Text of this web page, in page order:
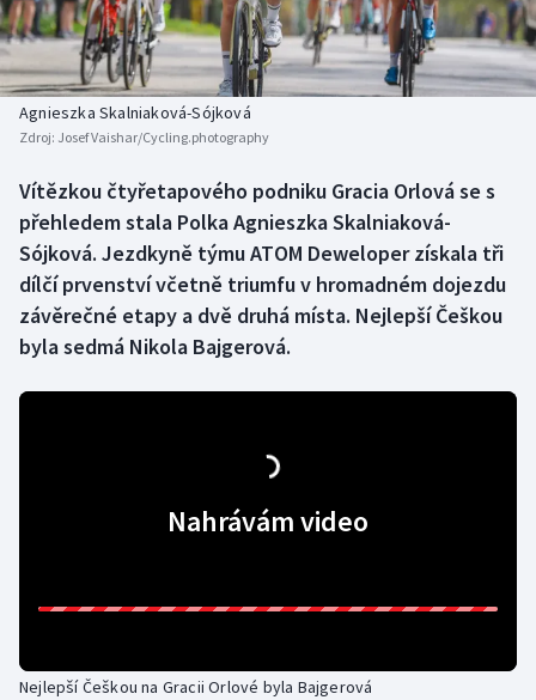
Box
Curling
Florbal
Futsal
Gymnastika
Krasobruslení
Lezení
Agnieszka Skalniaková-Sójková
Zdroj: Josef Vaishar/Cycling.photography
Vítězkou čtyřetapového podniku Gracia Orlová se s
přehledem stala Polka Agnieszka Skalniaková-
Sójková. Jezdkyně týmu ATOM Deweloper získala tři
dílčí prvenství včetně triumfu v hromadném dojezdu
závěrečné etapy a dvě druhá místa. Nejlepší Češkou
byla sedmá Nikola Bajgerová.
Nahrávám video
Nejlepší Češkou na Gracii Orlové byla Bajgerová